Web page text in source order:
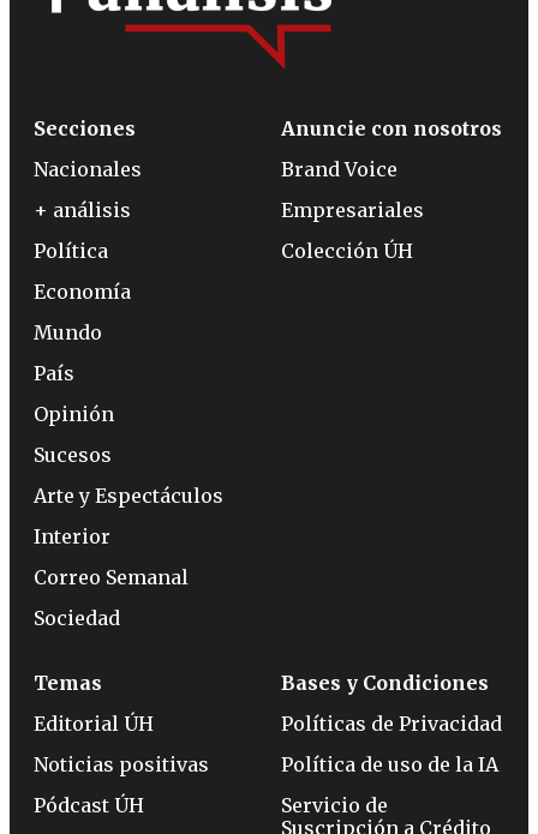
Secciones
Nacionales
+ análisis
Política
Economía
Mundo
País
Opinión
Sucesos
Arte y Espectáculos
Interior
Correo Semanal
Sociedad
Anuncie con nosotros
Brand Voice
Empresariales
Colección ÚH
Temas
Editorial ÚH
Noticias positivas
Pódcast ÚH
Bases y Condiciones
Políticas de Privacidad
Política de uso de la IA
Servicio de
Suscripción a Crédito